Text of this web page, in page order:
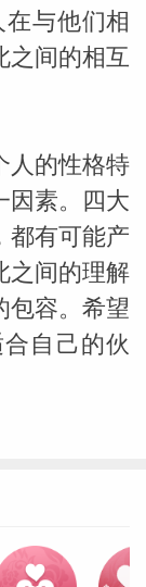
与他们相
之间的相互
人的性格特
因素。四大
都有可能产
之间的理解
包容。希望
自己的伙